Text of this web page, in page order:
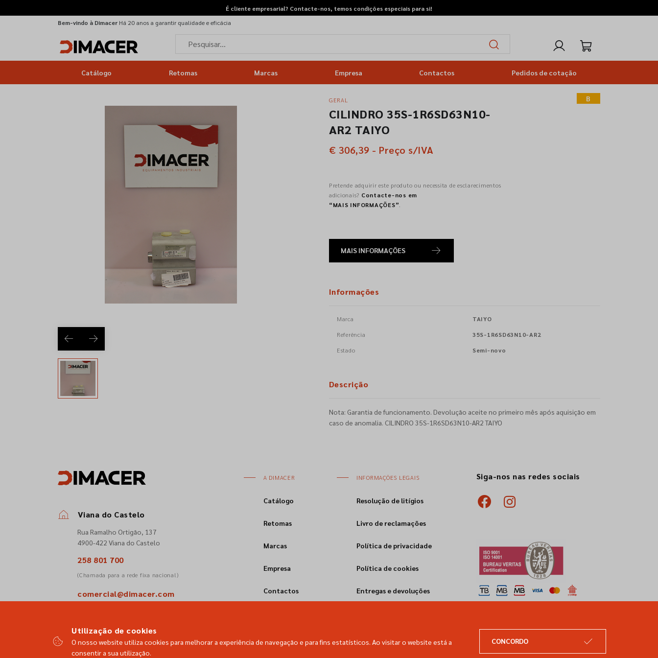
É cliente empresarial? Contacte-nos, temos condições especiais para si!
Bem-vindo à Dimacer Há 20 anos a garantir qualidade e eficácia
Catálogo Retomas Marcas Empresa Contactos Pedidos de cotação
RETOMAS GERAL
GERAL
CILINDRO 35S-1R6SD63N10-
AR2 TAIYO
B
€ 306,39 - Preço s/IVA
Pretende adquirir este produto ou necessita de esclarecimentos
adicionais? Contacte-nos em
“MAIS INFORMAÇÕES”
MAIS INFORMAÇÕES
Informações
Marca
Referência
Estado
TAIYO
35S-1R6SD63N10-AR2
Semi-novo
Descrição
Nota: Garantia de funcionamento. Devolução aceite no primeiro mês após aquisição em
caso de anomalia. CILINDRO 35S-1R6SD63N10-AR2 TAIYO
Viana do Castelo
Rua Ramalho Ortigão, 137
4900-422 Viana do Castelo
258 801 700
(Chamada para a rede fixa nacional)
comercial@dimacer.com
A DIMACER
Catálogo
Retomas
Marcas
Empresa
Contactos
INFORMAÇÕES LEGAIS
Resolução de litígios
Livro de reclamações
Política de privacidade
Política de cookies
Entregas e devoluções
Siga-nos nas redes sociais
Utilização de cookies
O nosso website utiliza cookies para melhorar a experiência de navegação e para fins estatísticos. Ao visitar o website está a
consentir a sua utilização.
CONCORDO